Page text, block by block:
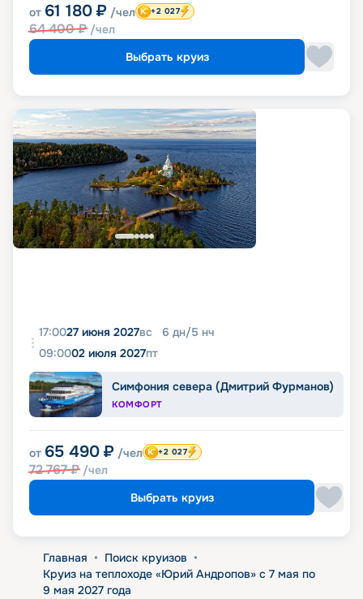
от 61 180 ₽ /чел
64 400₽ /чел
+2 027
Выбрать круиз
17:0027 июня 2027вс 6 дн/5 нч
09:0002 июля 2027пт
Симфония севера (Дмитрий Фурманов)
КОМФОРТ
от 65 490 ₽ /чел
72 767₽ /чел
+2 027
Выбрать круиз
Главная • Поиск круизов •
Круиз на теплоходе «Юрий Андропов» с 7 мая по
9 мая 2027 года